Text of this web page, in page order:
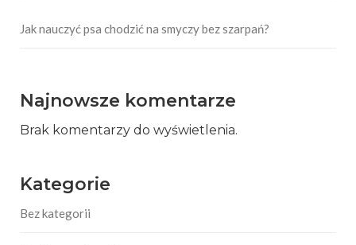
Jak nauczyć psa chodzić na smyczy bez szarpań?
Najnowsze komentarze
Brak komentarzy do wyświetlenia.
Kategorie
Bez kategorii